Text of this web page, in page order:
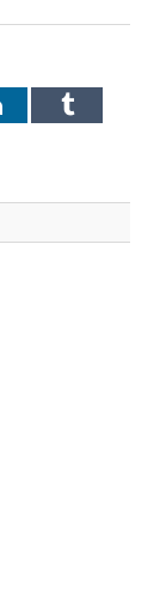
LinkedInTumblr